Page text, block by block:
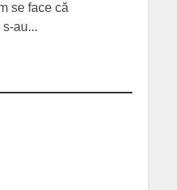
se face că
au...